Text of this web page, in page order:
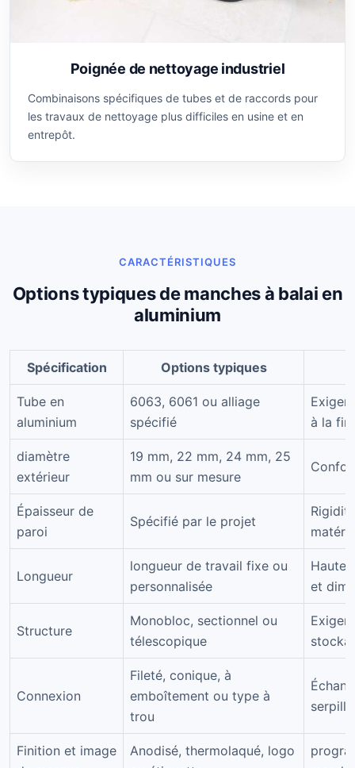
Poignée de nettoyage industriel
Combinaisons spécifiques de tubes et de raccords pour
les travaux de nettoyage plus difficiles en usine et en
entrepôt.
CARACTÉRISTIQUES
Options typiques de manches à balai en
aluminium
Spécification Options typiques
Tube en
aluminium
6063, 6061 ou alliage
spécifié
à la
diamètre
extérieur
19 mm, 22 mm, 24 mm, 25
mm ou sur mesure
Épaisseur de
paroi
Spécifié par le projet
Longueur
longueur de travail fixe ou
personnalisée
et
Structure
Monobloc, sectionnel ou
télescopique
Connexion
Fileté, conique, à
emboîtement ou type à
trou
Finition et image
Anodisé, thermolaqué, logo